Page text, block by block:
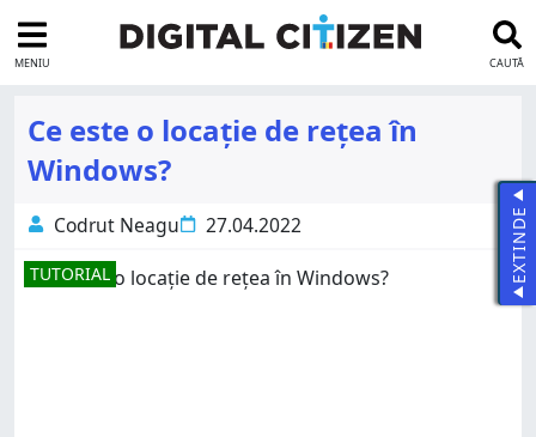
MENIU CAUTĂ
Ce este o locație de rețea în
Windows?
Codrut Neagu 27.04.2022
TUTORIAL EXTINDE